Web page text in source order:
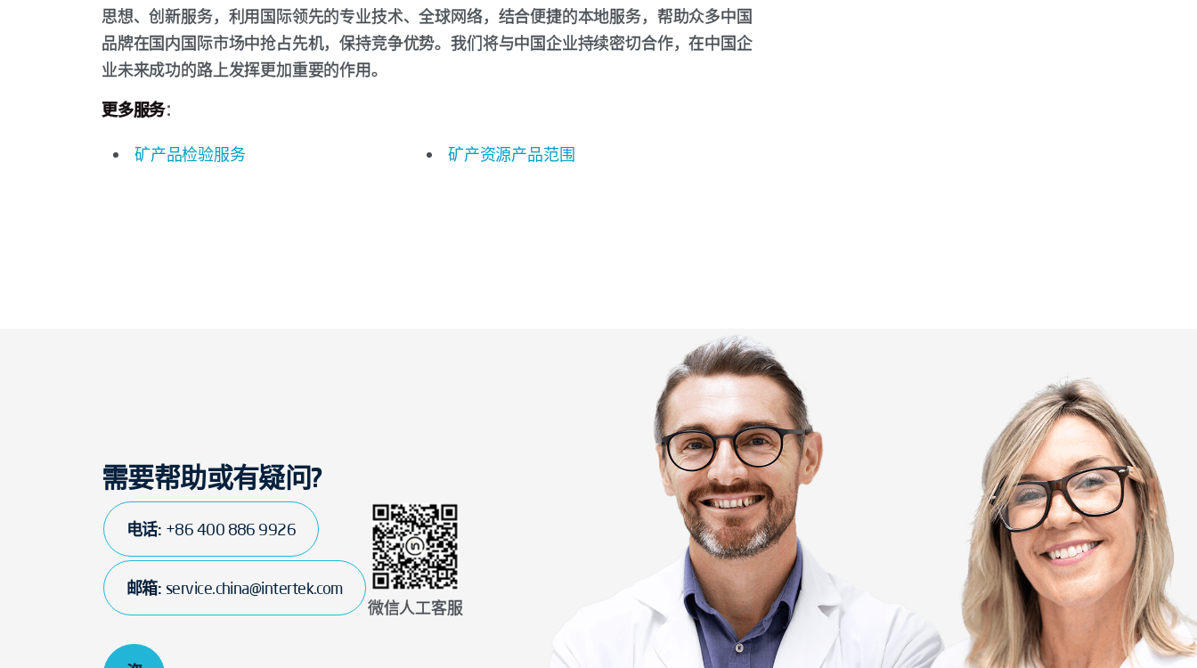
思想、创新服务，利用国际领先的专业技术、全球网络，结合便捷的本地服务，帮助众多中国
品牌在国内国际市场中抢占先机，保持竞争优势。我们将与中国企业持续密切合作，在中国企
业未来成功的路上发挥更加重要的作用。
更多服务：
矿产品检验服务 矿产资源产品范围
需要帮助或有疑问?
电话: +86 400 886 9926
邮箱: service.china@intertek.com
微信人工客服